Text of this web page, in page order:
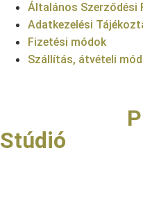
Általános Szerződési
Adatkezelési
Fizetési módok
Szállítás, átvételi
Stúdió